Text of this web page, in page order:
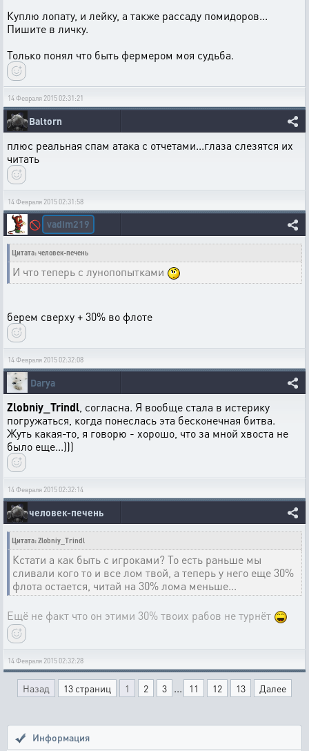
Куплю лопату, и лейку, а также рассаду помидоров...
Пишите в личку.
Только понял что быть фермером моя судьба.
14 Февраля 2015 02:31:21
Baltorn
плюс реальная спам атака с отчетами...глаза слезятся их
читать
14 Февраля 2015 02:31:58
🚫 vadim219
Цитата: человек-печень
И что теперь с лунопопытками
берем сверху + 30% во флоте
14 Февраля 2015 02:32:08
Darya
Zlobniy_Trindl , согласна. Я вообще стала в истерику
погружаться, когда понеслась эта бесконечная битва.
Жуть какая-то, я говорю - хорошо, что за мной хвоста не
было еще...)))
14 Февраля 2015 02:32:14
человек-печень
Цитата: Zlobniy_Trindl
Кстати а как быть с игроками? То есть раньше мы
сливали кого то и все лом твой, а теперь у него еще 30%
флота остается, читай на 30% лома меньше...
Ещё не факт что он этими 30% твоих рабов не турнёт
14 Февраля 2015 02:32:28
Назад 13 страниц 1 2 3 ... 11 12 13 Далее
Информация